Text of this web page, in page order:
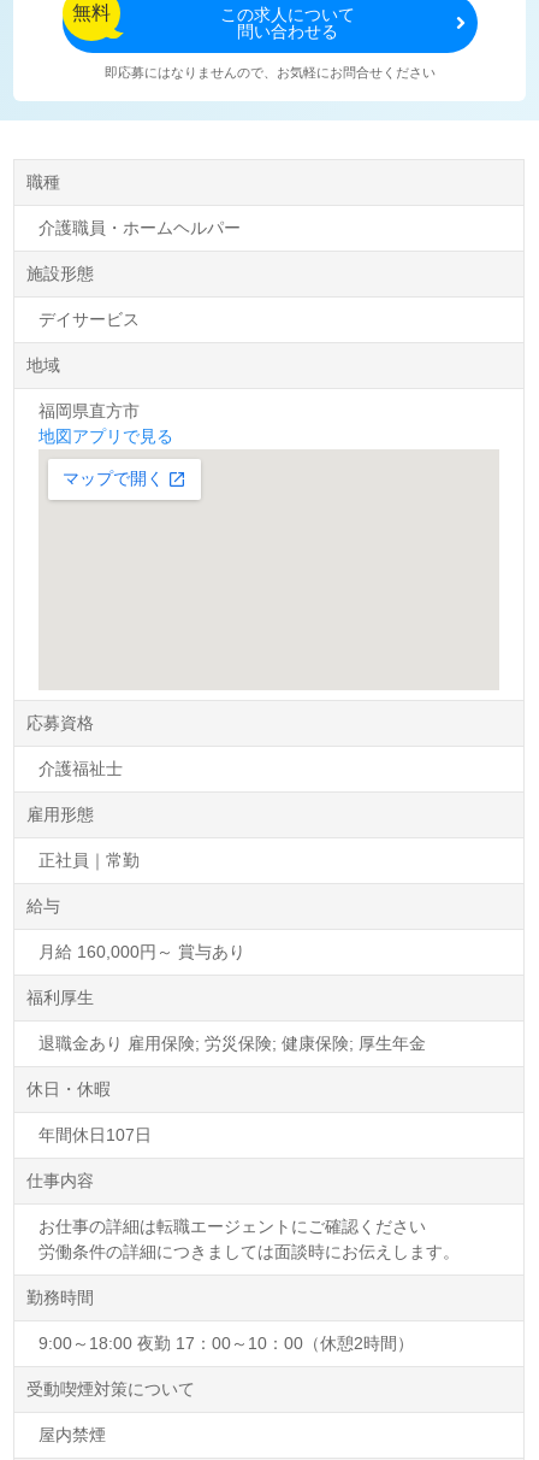
無料 この求人について
問い合わせる
即応募にはなりませんので、お気軽にお問合せください
職種
介護職員・ホームヘルパー
施設形態
デイサービス
地域
福岡県直方市
地図アプリで見る
応募資格
介護福祉士
雇用形態
正社員｜常勤
給与
月給 160,000円～ 賞与あり
福利厚生
退職金あり 雇用保険; 労災保険; 健康保険; 厚生年金
休日・休暇
年間休日107日
仕事内容
お仕事の詳細は転職エージェントにご確認ください
労働条件の詳細につきましては面談時にお伝えします。
勤務時間
9:00～18:00 夜勤 17：00～10：00（休憩2時間）
受動喫煙対策について
屋内禁煙